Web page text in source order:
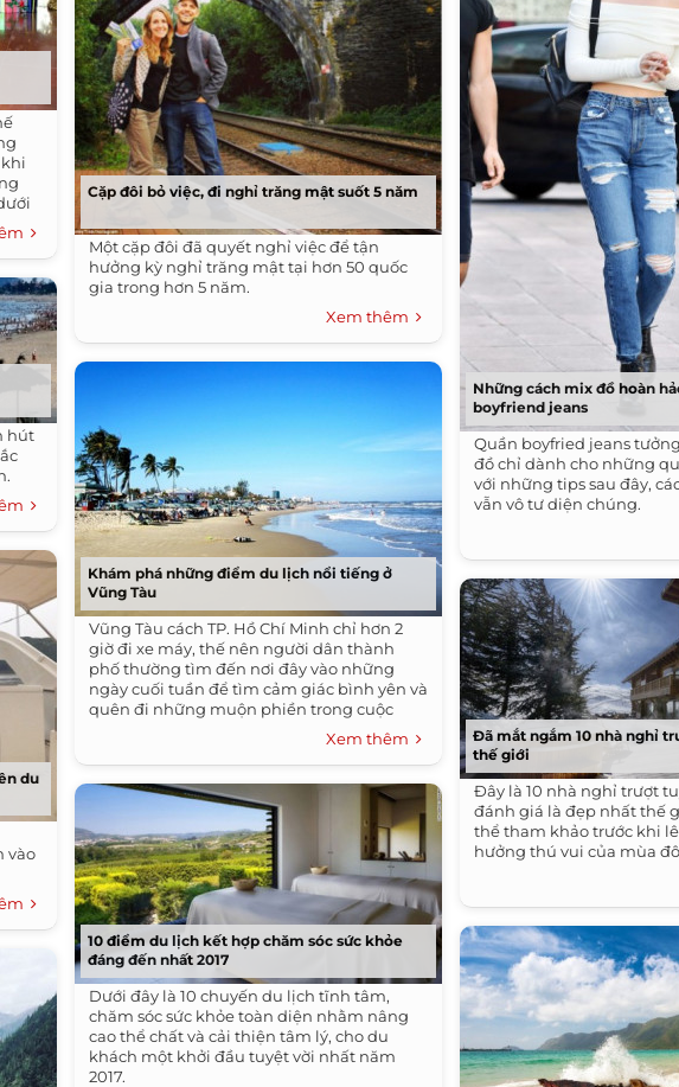
hữu
hút
du
vào
Cặp đôi bỏ việc, đi nghỉ trăng mật suốt 5 năm
Một cặp đôi đã quyết nghỉ việc để tận
hưởng kỳ nghỉ trăng mật tại hơn 50 quốc
gia trong hơn 5 năm.
Xem thêm
Khám phá những điểm du lịch nổi tiếng ở
Vũng Tàu
Vũng Tàu cách TP. Hồ Chí Minh chỉ hơn 2
giờ đi xe máy, thế nên người dân thành
phố thường tìm đến nơi đây vào những
ngày cuối tuần để tìm cảm giác bình yên và
quên đi những muộn phiền trong cuộc
Xem thêm
10 điểm du lịch kết hợp chăm sóc sức khỏe
đáng đến nhất 2017
Dưới đây là 10 chuyến du lịch tĩnh tâm,
chăm sóc sức khỏe toàn diện nhằm nâng
cao thể chất và cải thiện tâm lý, cho du
khách một khởi đầu tuyệt vời nhất năm
2017.
Những cách mix đồ hoàn
boyfriend jeans
Quần boyfried jeans
đồ chỉ dành cho những
với những tips sau đây,
vẫn vô tư diện chúng.
Đã mắt ngắm 10 nhà nghỉ
thế giới
Đây là 10 nhà nghỉ trượt
đánh giá là đẹp nhất thế
thể tham khảo trước khi
hưởng thú vui của mùa